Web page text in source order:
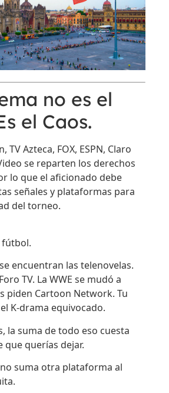
no es el
el Caos.
TV Azteca, FOX, ESPN, Claro
se reparten los derechos
lo que el aficionado debe
señales y plataformas para
del torneo.
fútbol.
encuentran las telenovelas.
TV. La WWE se mudó a
piden Cartoon Network. Tu
K-drama equivocado.
la suma de todo eso cuesta
que querías dejar.
suma otra plataforma al